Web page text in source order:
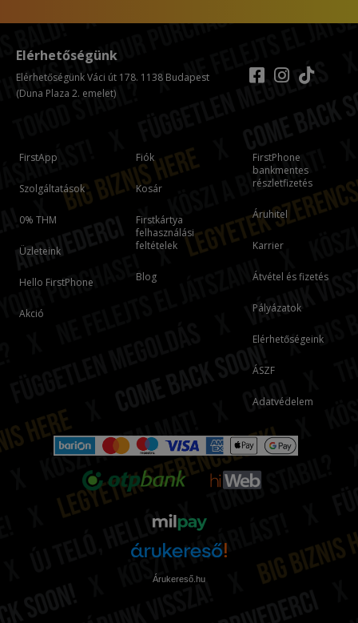
FirstApp
Szolgáltatások
0% THM
Üzleteink
Hello FirstPhone
Akció
Fiók
Kosár
Firstkártya
felhasználási
feltételek
Blog
FirstPhone
bankmentes
részletfizetés
Áruhitel
Karrier
Átvétel és fizetés
Pályázatok
Elérhetőségeink
ÁSZF
Adatvédelem
Elérhetőségünk
Elérhetőségünk Váci út 178. 1138 Budapest
(Duna Plaza 2. emelet)
Árukereső.hu